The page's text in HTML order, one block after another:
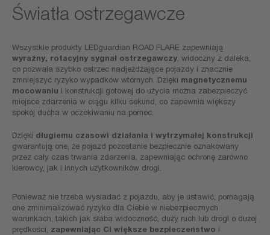
Światła ostrzegawcze
Wszystkie produkty LEDguardian ROAD FLARE zapewniają
wyraźny, rotacyjny sygnał ostrzegawczy , widoczny z daleka,
co pozwala szybko ostrzec nadjeżdżające pojazdy i znacznie
zmniejszyć ryzyko wypadków wtórnych. Dzięki magnetycznemu
mocowaniu i konstrukcji gotowej do użycia można zabezpieczyć
miejsce zdarzenia w ciągu kilku sekund, co zapewnia większy
spokój ducha w oczekiwaniu na pomoc.
Dzięki długiemu czasowi działania i wytrzymałej konstrukcji
gwarantują one, że pojazd pozostanie bezpiecznie oznakowany
przez cały czas trwania zdarzenia, zapewniając ochronę zarówno
kierowcy, jak i innych użytkowników drogi.
Ponieważ nie trzeba wysiadać z pojazdu, aby je ustawić, pomagają
one zminimalizować ryzyko dla Ciebie w niebezpiecznych
warunkach, takich jak słaba widoczność, duży ruch lub drogi o dużej
prędkości, zapewniając Ci większe bezpieczeństwo i